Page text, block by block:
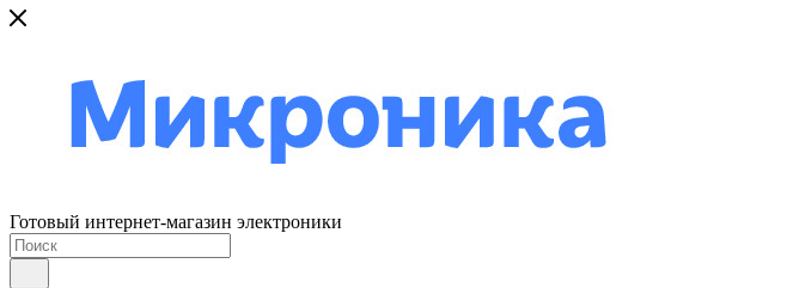
Готовый интернет-магазин электроники